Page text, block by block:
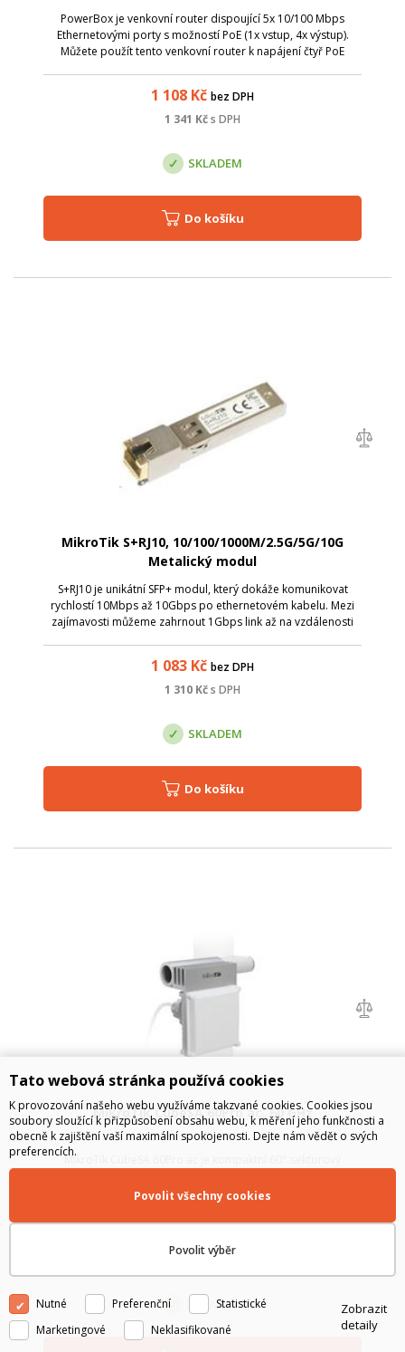
PowerBox je venkovní router dispoující 5x 10/100 Mbps
Ethernetovými porty s možností PoE (1x vstup, 4x výstup).
Můžete použít tento venkovní router k napájení čtyř PoE
1 108 Kč bez DPH
1 341 Kčs DPH
SKLADEM
Do košíku
MikroTik S+RJ10, 10/100/1000M/2.5G/5G/10G
Metalický modul
S+RJ10 je unikátní SFP+ modul, který dokáže komunikovat
rychlostí 10Mbps až 10Gbps po ethernetovém kabelu. Mezi
zajímavosti můžeme zahrnout 1Gbps link až na vzdálenosti
1 083 Kč bez DPH
1 310 Kčs DPH
SKLADEM
Do košíku
MikroTik CubeSA 60Pro ac, 60 GHz
MikroTik CubeSA 60Pro ac je kompaktní 60° sektorový
standardem 802.11ay, ke kterému je možno připojit až 8
spojení na frekvenci 5 GHz.
s DPH
SKLADEM
Tato webová stránka používá cookies
K provozování našeho webu využíváme takzvané cookies. Cookies jsou
soubory sloužící k přizpůsobení obsahu webu, k měření jeho funkčnosti a
obecně k zajištění vaší maximální spokojenosti. Dejte nám vědět o svých
preferencích.
Povolit výběr
Povolit všechny cookies
Nutné Preferenční
Statistické
Marketingové
Neklasifikované
Zobrazit
detaily